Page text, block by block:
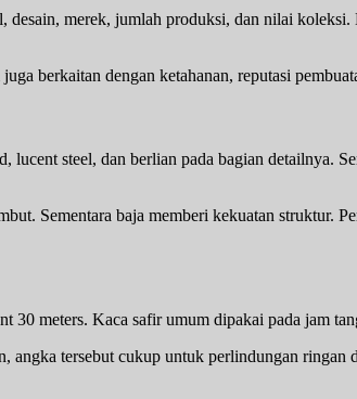
desain, merek, jumlah produksi, dan nilai
berkaitan dengan ketahanan, reputasi
steel, dan berlian pada bagian detailnya.
Sementara baja memberi kekuatan struktur.
meters. Kaca safir umum dipakai pada jam
tersebut cukup untuk perlindungan